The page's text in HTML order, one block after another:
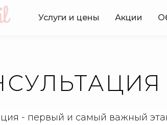
Услуги и цены Акции
- первый и самый важный